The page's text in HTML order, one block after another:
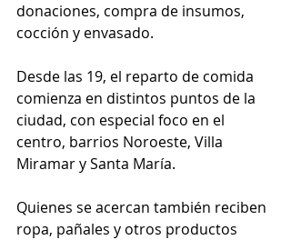
donaciones, compra de insumos,
cocción y envasado.
Desde las 19, el reparto de comida
comienza en distintos puntos de la
ciudad, con especial foco en el
centro, barrios Noroeste, Villa
Miramar y Santa María.
Quienes se acercan también reciben
ropa, pañales y otros productos